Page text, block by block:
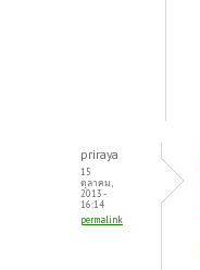
priraya
15
ตุลาคม,
2013 -
16:14
permalink